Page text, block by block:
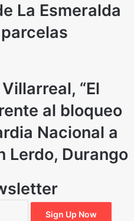
La Esmeralda
“El
al bloqueo
Nacional a
Lerdo, Durango